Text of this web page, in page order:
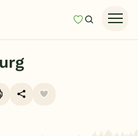
MijnZoeken